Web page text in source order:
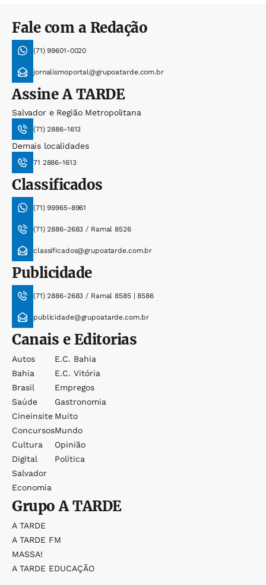
Fale com a Redação
(71) 99601-0020
jornalismoportal@grupoatarde.com.br
AssineA TARDE
Salvador e Região Metropolitana
(71) 2886-1613
Demais localidades
71 2886-1613
Classificados
(71) 99965-8961
(71) 2886-2683 / Ramal 8526
classificados@grupoatarde.com.br
Publicidade
(71) 2886-2683 / Ramal 8585 | 8586
publicidade@grupoatarde.com.br
Canais e Editorias
Autos
Bahia
Brasil
Saúde
Cineinsite
Concursos
Cultura
Digital
Salvador
Economia
E.c. Bahia
E.c. Vitória
Empregos
Gastronomia
Muito
Mundo
Opinião
Política
GrupoA TARDE
A TARDE
A TARDE FM
MASSA!
A TARDE EDUCAÇÃO